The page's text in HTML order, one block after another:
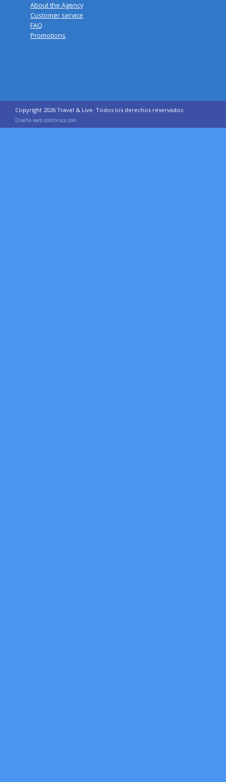
About the Agency
Customer service
FAQ
Promotions
Copyright 2026 Travel & Live. Todos los derechos reservados
Diseño web soltronica.com